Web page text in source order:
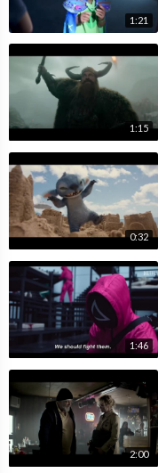
1:21
1:15
0:32
1:46
2:00